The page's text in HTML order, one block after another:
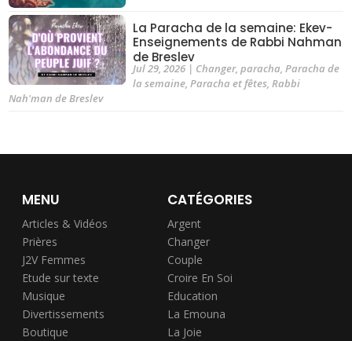
La Paracha de la semaine: Ekev-
Enseignements de Rabbi Nahman
de Breslev
Jul 29, 2026| Changer, paracha, Paracha de
la semaine, Paracha et fêtes, Rabbi
Nah'man de Breslev
MENU
Articles & Vidéos
Prières
J2V Femmes
Etude sur texte
Musique
Divertissements
Boutique
CATÉGORIES
Argent
Changer
Couple
Croire En Soi
Education
La Emouna
La Joie